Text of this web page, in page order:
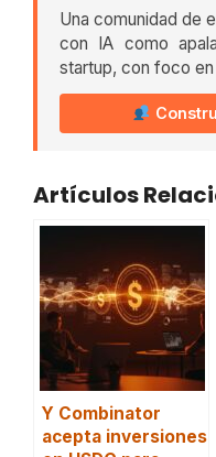
Una comunidad de
con IA como
startup, con foco
Artículos
Y Combinator
acepta inversiones